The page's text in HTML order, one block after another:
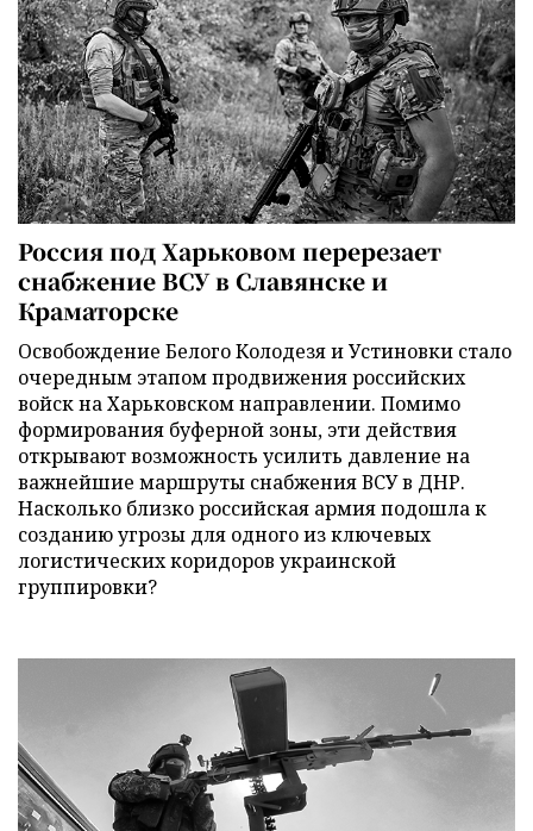
Россия под Харьковом перерезает
снабжение ВСУ в Славянске и
Краматорске
Освобождение Белого Колодезя и Устиновки стало
очередным этапом продвижения российских
войск на Харьковском направлении. Помимо
формирования буферной зоны, эти действия
открывают возможность усилить давление на
важнейшие маршруты снабжения ВСУ в ДНР.
Насколько близко российская армия подошла к
созданию угрозы для одного из ключевых
логистических коридоров украинской
группировки?